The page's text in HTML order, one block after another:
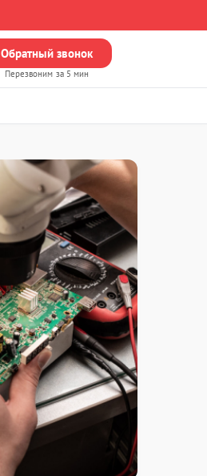
Обратный звонок
Перезвоним за 5 мин